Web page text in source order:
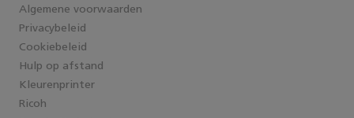
Algemene voorwaarden
Privacybeleid
Cookiebeleid
Hulp op afstand
Kleurenprinter
Ricoh